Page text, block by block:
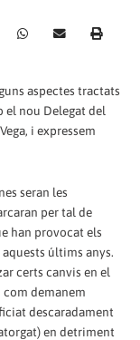
aspectes tractats
el nou Delegat del
i expressem
seran les
per tal de
han provocat els
aquests últims anys.
certs canvis en el
com demanem
descaradament
en detriment